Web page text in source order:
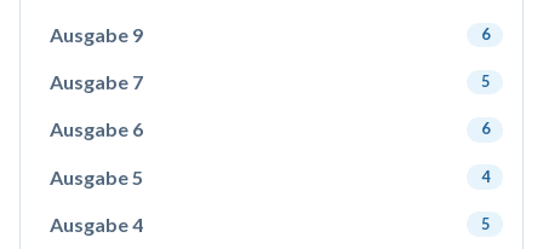
Ausgabe 9 6
Ausgabe 7 5
Ausgabe 6 6
Ausgabe 5 4
Ausgabe 4 5